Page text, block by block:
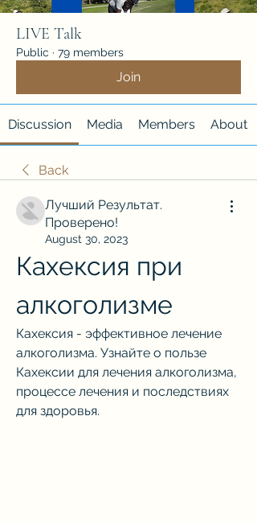
LIVE Talk
Public · 79 members
Join
Discussion Media Members About
Back
Лучший Результат.
Проверено!
August 30, 2023
Кахексия при
алкоголизме
Кахексия - эффективное лечение
алкоголизма. Узнайте о пользе
Кахексии для лечения алкоголизма,
процессе лечения и последствиях
для здоровья.